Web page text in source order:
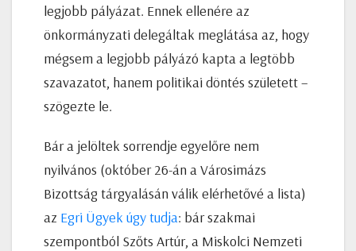
legjobb pályázat. Ennek ellenére az
önkormányzati delegáltak meglátása az, hogy
mégsem a legjobb pályázó kapta a legtöbb
szavazatot, hanem politikai döntés született –
szögezte le.
Bár a jelöltek sorrendje egyelőre nem
nyilvános (október 26-án a Városimázs
Bizottság tárgyalásán válik elérhetővé a lista)
az Egri Ügyek úgy tudja: bár szakmai
szempontból Szőts Artúr, a Miskolci Nemzeti